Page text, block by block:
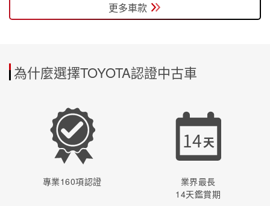
更多車款
為什麼選擇TOYOTA認證中古車
專業160項認證
14天
業界最長
14天鑑賞期